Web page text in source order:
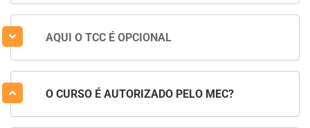
AQUI O TCC É OPCIONAL
O CURSO É AUTORIZADO PELO MEC?